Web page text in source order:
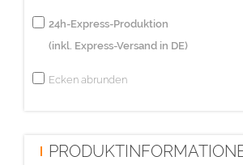
24h-Express-Produktion
(inkl. Express-Versand in DE)
Ecken abrunden